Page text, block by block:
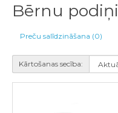
Bērnu podiņi
Preču salīdzināšana (0)
Kārtošanas secība: